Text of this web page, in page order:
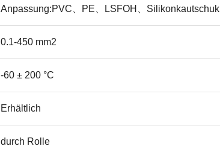
Anpassung:PVC、PE、LSFOH、Silikonkautschuk
0.1-450 mm2
-60 ± 200 °C
Erhältlich
durch Rolle